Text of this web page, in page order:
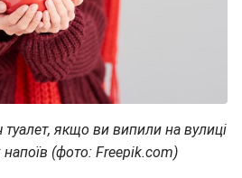
туалет, якщо ви випили на вулиці
напоїв (фото: Freepik.com)